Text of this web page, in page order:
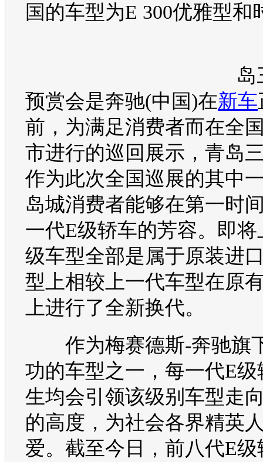
国的车型为E 300优雅型和
岛
预赏会是奔驰(中国)在新车
前，为满足消费者而在全
市进行的巡回展示，青岛
作为此次全国巡展的其中
岛城消费者能够在第一时
一代E级轿车的芳容。即将
级车型全部是属于原装进
型 上相较上一代车型在原
上进行了全新换代。
作为梅赛德斯-奔驰旗
功的车型之一，每一代E级
生均会引领该级别 车型走
的高度，为社会各界精英
爱。截至今日，前八代E级